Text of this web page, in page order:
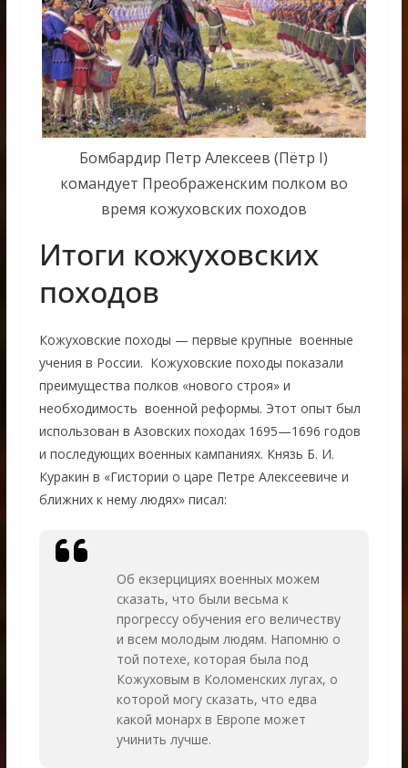
Бомбардир Петр Алексеев (Пётр I)
командует Преображенским полком во
время кожуховских походов
Итоги кожуховских
походов
Кожуховские походы — первые крупные военные
учения в России. Кожуховские походы показали
преимущества полков «нового строя» и
необходимость военной реформы. Этот опыт был
использован в Азовских походах 1695—1696 годов
и последующих военных кампаниях. Князь Б. И.
Куракин в «Гистории о царе Петре Алексеевиче и
ближних к нему людях» писал:
Об екзерцициях военных можем
сказать, что были весьма к
прогрессу обучения его величеству
и всем молодым людям. Напомню о
той потехе, которая была под
Кожуховым в Коломенских лугах, о
которой могу сказать, что едва
какой монарх в Европе может
учинить лучше.